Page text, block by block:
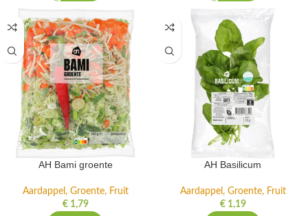
AH Bami groente
Aardappel, Groente, Fruit
€1,79
AH Basilicum
Aardappel, Groente, Fruit
€1,19